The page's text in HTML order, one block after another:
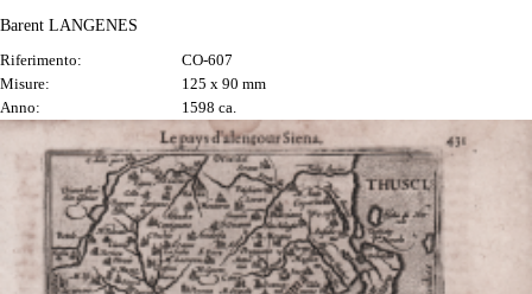
Barent LANGENES
Riferimento:
CO-607
Misure:
125 x 90 mm
Anno:
1598 ca.
Luogo di Stampa:
Amsterdam
Prezzo
180,00 €

DESCRIZIONE